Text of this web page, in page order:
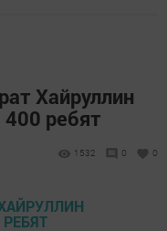
Хайруллин
ребят
1532 0 0